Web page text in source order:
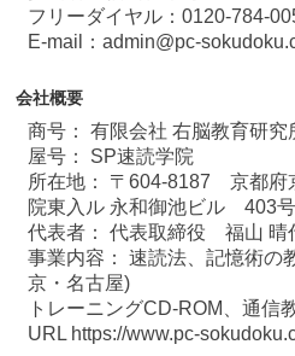
フリーダイヤル：0120-784-
E-mail：admin@pc-
会社概要
商号： 有限会社 右脳教育研究
屋号： SP速読学院
所在地： 〒604-8187 京都府
院東入ル 永和御池ビル 403号
代表者： 代表取締役 福山 晴
事業内容： 速読法、記憶術の
京・名古屋)
トレーニングCD-ROM、通信
URL https://www.pc-